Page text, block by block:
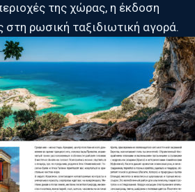
της χώρας, η έκδοση
στη ρωσική ταξιδιωτική αγορά.